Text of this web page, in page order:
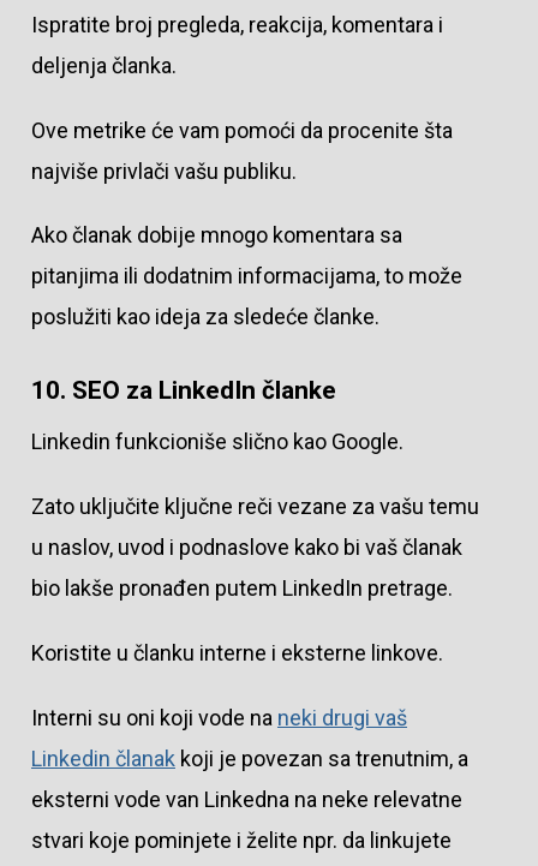
Ispratite broj pregleda, reakcija, komentara i
deljenja članka.
Ove metrike će vam pomoći da procenite šta
najviše privlači vašu publiku.
Ako članak dobije mnogo komentara sa
pitanjima ili dodatnim informacijama, to može
poslužiti kao ideja za sledeće članke.
10. SEO za LinkedIn članke
Linkedin funkcioniše slično kao Google.
Zato uključite ključne reči vezane za vašu temu
u naslov, uvod i podnaslove kako bi vaš članak
bio lakše pronađen putem LinkedIn pretrage.
Koristite u članku interne i eksterne linkove.
Interni su oni koji vode na neki drugi vaš
Linkedin članak koji je povezan sa trenutnim, a
eksterni vode van Linkedna na neke relevatne
stvari koje pominjete i želite npr. da linkujete